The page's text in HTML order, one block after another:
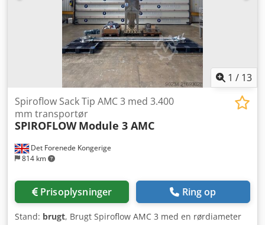
1 / 13
Det Forenede Kongerige
814 km
Spiroflow Sack Tip AMC 3 med 3.400
mm transportør
SPIROFLOW Module 3 AMC
Prisoplysninger Ring op
Stand: brugt, Brugt Spiroflow AMC 3 med en rørdiameter